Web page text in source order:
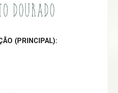
DOURADO
(PRINCIPAL):